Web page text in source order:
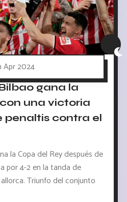
Apr 2024
gana la
una victoria
penaltis contra el
la Copa del Rey después de
por 4-2 en la tanda de
Triunfo del conjunto